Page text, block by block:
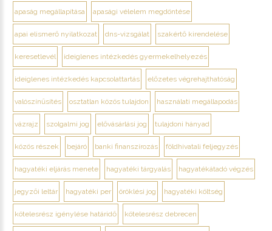
apaság megállapítása apasági vélelem megdöntése
apai elismerő nyilatkozat dns-vizsgálat szakértő kirendelése
keresetlevél ideiglenes intézkedés gyermekelhelyezés
ideiglenes intézkedés kapcsolattartás előzetes végrehajthatóság
valószínűsítés osztatlan közös tulajdon használati megállapodás
vázrajz szolgalmi jog elővásárlási jog tulajdoni hányad
közös részek bejáró banki finanszírozás földhivatali feljegyzés
hagyatéki eljárás menete hagyatéki tárgyalás hagyatékátadó végzés
jegyzői leltár hagyatéki per öröklési jog hagyatéki költség
kötelesrész igénylése határidő kötelesrész debrecen